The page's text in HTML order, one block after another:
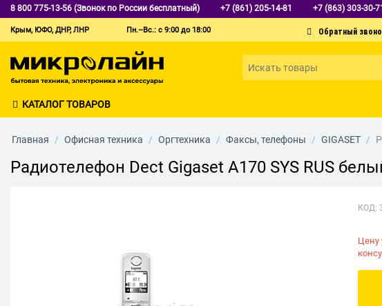
8 800 775-13-56 (Звонок по России бесплатный) +7 (861) 205-14-81 +7 (863) 303-30-71
Крым, ЮФО, ДНР, ЛНР Пн.–Вс.: с 9:00 до 18:00
КАТАЛОГ ТОВАРОВ
Главная / Офисная техника / Оргтехника / Факсы, телефоны / GIGASET /
Радиотелефон Dect Gigaset A170 SYS RUS
КОД:
Цену